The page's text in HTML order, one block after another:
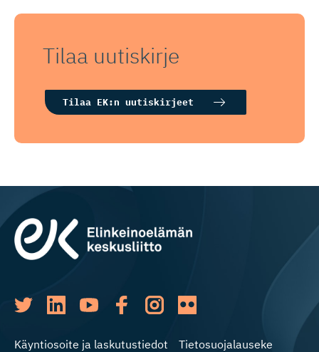
Tilaa uutiskirje
Tilaa EK:n uutiskirjeet
Käyntiosoite ja laskutustiedot Tietosuojalauseke